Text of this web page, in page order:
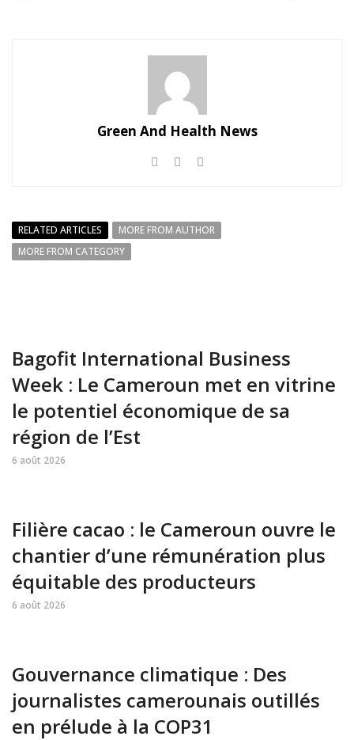
Green And Health News
RELATED ARTICLES
MORE FROM AUTHOR
MORE FROM CATEGORY
Bagofit International Business
Week : Le Cameroun met en vitrine
le potentiel économique de sa
région de l’Est
6 août 2026
Filière cacao : le Cameroun ouvre le
chantier d’une rémunération plus
équitable des producteurs
6 août 2026
Gouvernance climatique : Des
journalistes camerounais outillés
en prélude à la COP31